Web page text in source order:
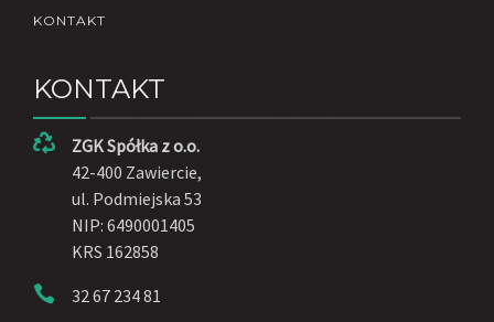
KONTAKT
KONTAKT
ZGK Spółka z o.o.
42-400 Zawiercie,
ul. Podmiejska 53
NIP: 6490001405
KRS 162858
32 67 234 81